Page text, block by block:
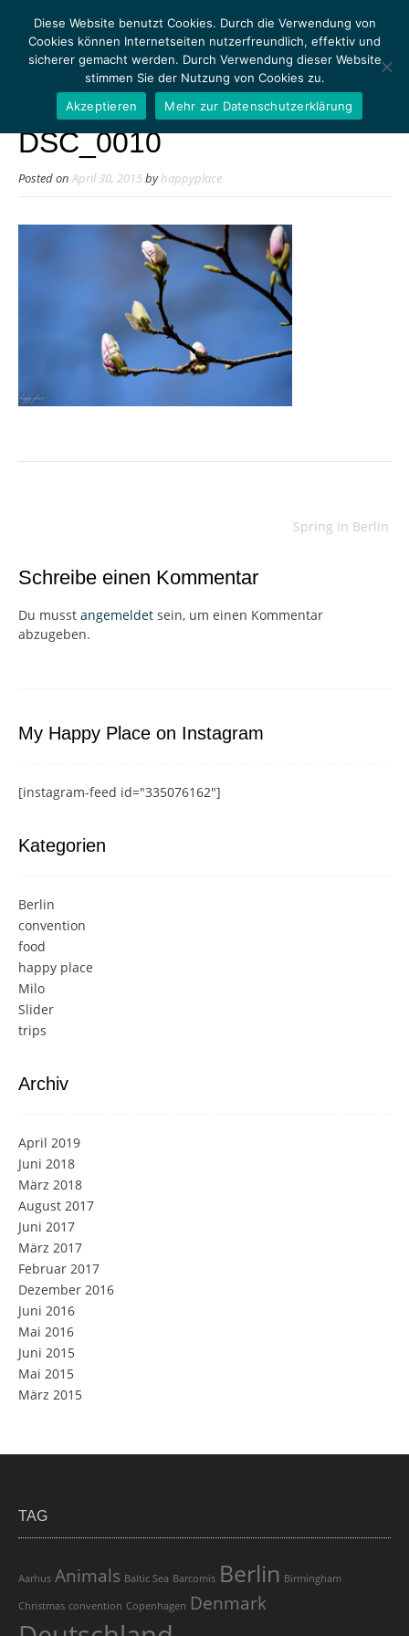
MENU
DSC_0010
Posted onApril 30, 2015byhappyplace
Spring in Berlin
Schreibe einen Kommentar
Du musst angemeldet sein, um einen Kommentar
abzugeben.
My Happy Place on Instagram
[instagram-feed id="335076162"]
Kategorien
Berlin
convention
food
happy place
Milo
Slider
trips
Archiv
April 2019
Juni 2018
März 2018
August 2017
Juni 2017
März 2017
Februar 2017
Dezember 2016
Juni 2016
Mai 2016
Juni 2015
Mai 2015
März 2015
TAG
Aarhus Animals Baltic Sea Barcomis Berlin Birmingham
Christmas convention Copenhagen Denmark
Diese Website benutzt Cookies. Durch die Verwendung von
Cookies können Internetseiten nutzerfreundlich, effektiv und
sicherer gemacht werden. Durch Verwendung dieser Website
stimmen Sie der Nutzung von Cookies zu.
Akzeptieren
Mehr zur Datenschutzerklärung